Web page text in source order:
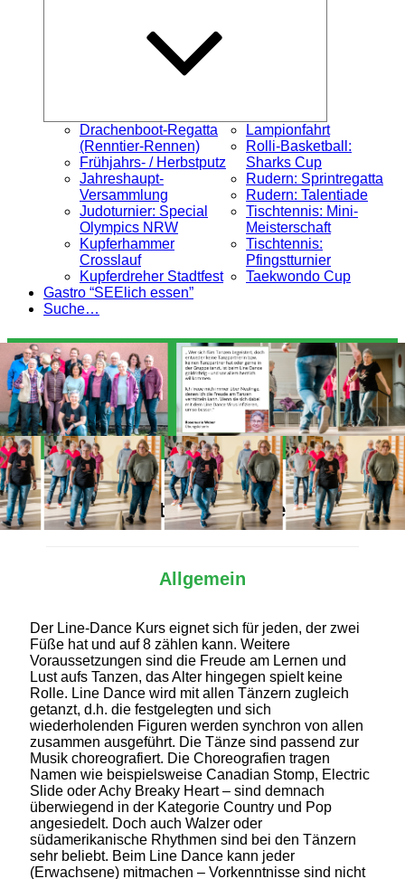
Drachenboot-Regatta
(Renntier-Rennen)
Frühjahrs- / Herbstputz
Jahreshaupt-
Versammlung
Judoturnier: Special
Olympics NRW
Kupferhammer
Crosslauf
Kupferdreher Stadtfest
Lampionfahrt
Rolli-Basketball:
Sharks Cup
Rudern: Sprintregatta
Rudern: Talentiade
Tischtennis: Mini-
Meisterschaft
Tischtennis:
Pfingstturnier
Taekwondo Cup
Gastro “SEElich essen”
Suche…
Alles Wichtige auf einen Blick
Allgemein
Der Line-Dance Kurs eignet sich für jeden, der zwei
Füße hat und auf 8 zählen kann. Weitere
Voraussetzungen sind die Freude am Lernen und
Lust aufs Tanzen, das Alter hingegen spielt keine
Rolle. Line Dance wird mit allen Tänzern zugleich
getanzt, d.h. die festgelegten und sich
wiederholenden Figuren werden synchron von allen
zusammen ausgeführt. Die Tänze sind passend zur
Musik choreografiert. Die Choreografien tragen
Namen wie beispielsweise Canadian Stomp, Electric
Slide oder Achy Breaky Heart – sind demnach
überwiegend in der Kategorie Country und Pop
angesiedelt. Doch auch Walzer oder
südamerikanische Rhythmen sind bei den Tänzern
sehr beliebt. Beim Line Dance kann jeder
(Erwachsene) mitmachen – Vorkenntnisse sind nicht